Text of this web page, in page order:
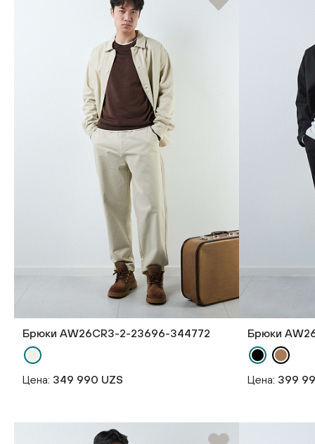
Брюки AW26CR3-2-23696-344772
Цена: 349 990 UZS
Брюки
Цена: 399